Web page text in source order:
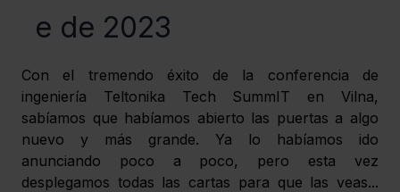
e de 2023
Con el tremendo éxito de la conferencia de
ingeniería Teltonika Tech SummIT en Vilna,
sabíamos que habíamos abierto las puertas a algo
nuevo y más grande. Ya lo habíamos ido
anunciando poco a poco, pero esta vez
desplegamos todas las cartas para que las veas...